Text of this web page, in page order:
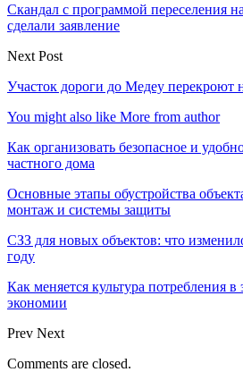
Скандал с программой переселения
сделали заявление
Next Post
Участок дороги до Медеу перекроют
You might also like More from author
Как организовать безопасное и
частного дома
Основные этапы обустройства
монтаж и системы защиты
СЗЗ для новых объектов: что
году
Как меняется культура потребления в
экономии
Prev Next
Comments are closed.